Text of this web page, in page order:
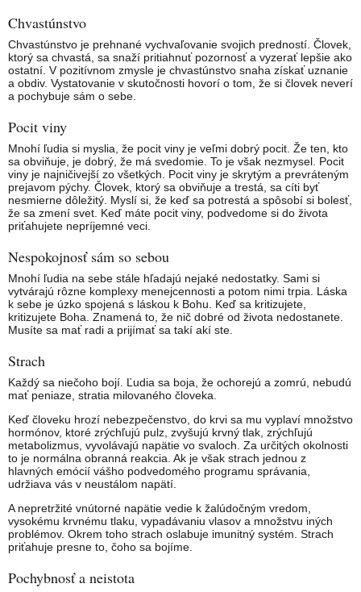
Chvastúnstvo
Chvastúnstvo je prehnané vychvaľovanie svojich predností. Človek,
ktorý sa chvastá, sa snaží pritiahnuť pozornosť a vyzerať lepšie ako
ostatní. V pozitívnom zmysle je chvastúnstvo snaha získať uznanie
a obdiv. Vystatovanie v skutočnosti hovorí o tom, že si človek neverí
a pochybuje sám o sebe.
Pocit viny
Mnohí ľudia si myslia, že pocit viny je veľmi dobrý pocit. Že ten, kto
sa obviňuje, je dobrý, že má svedomie. To je však nezmysel. Pocit
viny je najničivejší zo všetkých. Pocit viny je skrytým a prevráteným
prejavom pýchy. Človek, ktorý sa obviňuje a trestá, sa cíti byť
nesmierne dôležitý. Myslí si, že keď sa potrestá a spôsobí si bolesť,
že sa zmení svet. Keď máte pocit viny, podvedome si do života
priťahujete nepríjemné veci.
Nespokojnosť sám so sebou
Mnohí ľudia na sebe stále hľadajú nejaké nedostatky. Sami si
vytvárajú rôzne komplexy menejcennosti a potom nimi trpia. Láska
k sebe je úzko spojená s láskou k Bohu. Keď sa kritizujete,
kritizujete Boha. Znamená to, že nič dobré od života nedostanete.
Musíte sa mať radi a prijímať sa takí akí ste.
Strach
Každý sa niečoho bojí. Ľudia sa boja, že ochorejú a zomrú, nebudú
mať peniaze, stratia milovaného človeka.
Keď človeku hrozí nebezpečenstvo, do krvi sa mu vyplaví množstvo
hormónov, ktoré zrýchľujú pulz, zvyšujú krvný tlak, zrýchľujú
metabolizmus, vyvolávajú napätie vo svaloch. Za určitých okolnosti
to je normálna obranná reakcia. Ak je však strach jednou z
hlavných emócií vášho podvedomého programu správania,
udržiava vás v neustálom napätí.
A nepretržité vnútorné napätie vedie k žalúdočným vredom,
vysokému krvnému tlaku, vypadávaniu vlasov a množstvu iných
problémov. Okrem toho strach oslabuje imunitný systém. Strach
priťahuje presne to, čoho sa bojíme.
Pochybnosť a neistota